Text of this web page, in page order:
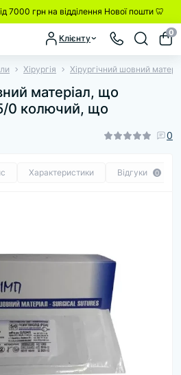
7000 грн на відділення Нової пошти 🦷
Клієнту
0
Хірургія Хірургічний шовний
матеріал, що
0 колючий, що
0
Характеристики Відгуки 0